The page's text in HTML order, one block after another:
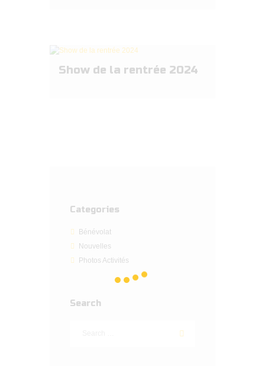
Show de la rentrée 2024
Categories
Bénévolat
Nouvelles
Photos Activités
Search